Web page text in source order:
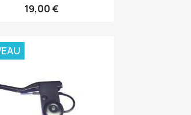
19,00 €